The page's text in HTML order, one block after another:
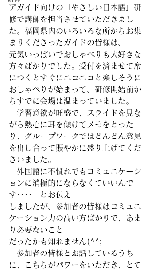
アガイド向けの「やさしい日本語」研
修で講師を担当させていただきまし
た。福岡県内のいろいろな所からお集
まりくださったガイドの皆様は、
元気いっぱいでおしゃべりも大好きな
方々ばかりでした。受付を済ませて席
につくとすぐにニコニコと楽しそうに
おしゃべりが始まって、研修開始前か
らすでに会場は温まっていました。
学習意欲が旺盛で、スライドを見な
がら熱心に耳を傾けてメモをとった
り、グループワークではどんどん意見
を出し合って賑やかに盛り上げてくだ
さいました。
外国語に不慣れでもコミュニケーシ
ョンに消極的にならなくていいんで
す････　とお伝え
しましたが、参加者の皆様はコミュニ
ケーション力の高い方ばかりで、あま
り必要ないこと
だったかも知れません(^^;
参加者の皆様とお話しているうち
に、こちらがパワーをいただき、とて